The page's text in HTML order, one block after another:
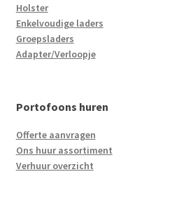
Holster
Enkelvoudige laders
Groepsladers
Adapter/Verloopje
Portofoons huren
Offerte aanvragen
Ons huur assortiment
Verhuur overzicht